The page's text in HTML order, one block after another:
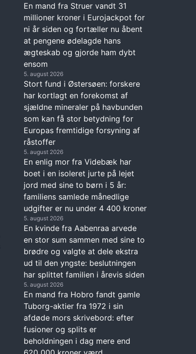
En mand fra Struer vandt 31
millioner kroner i Eurojackpot for
ni år siden og fortæller nu åbent
at pengene ødelagde hans
ægteskab og gjorde ham dybt
ensom
5. august 2026
Stort fund i Østersøen: forskere
har kortlagt en forekomst af
sjældne mineraler på havbunden
som kan få stor betydning for
Europas fremtidige forsyning af
råstoffer
5. august 2026
En enlig mor fra Videbæk har
boet i en isoleret jurte på lejet
jord med sine to børn i 5 år:
familiens samlede månedlige
udgifter er nu under 4 400 kroner
5. august 2026
En kvinde fra Aabenraa arvede
en stor sum sammen med sine to
brødre og valgte at dele ekstra
ud til den yngste: beslutningen
har splittet familien i årevis siden
5. august 2026
En mand fra Hobro fandt gamle
Tuborg-aktier fra 1972 i sin
afdøde mors skrivebord: efter
fusioner og splits er
beholdningen i dag mere end